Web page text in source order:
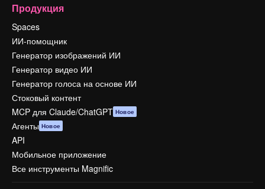
Продукция
Spaces
ИИ-помощник
Генератор изображений ИИ
Генератор видео ИИ
Генератор голоса на основе ИИ
Стоковый контент
MCP для Claude/ChatGPT Новое
Агенты Новое
API
Мобильное приложение
Все инструменты Magnific